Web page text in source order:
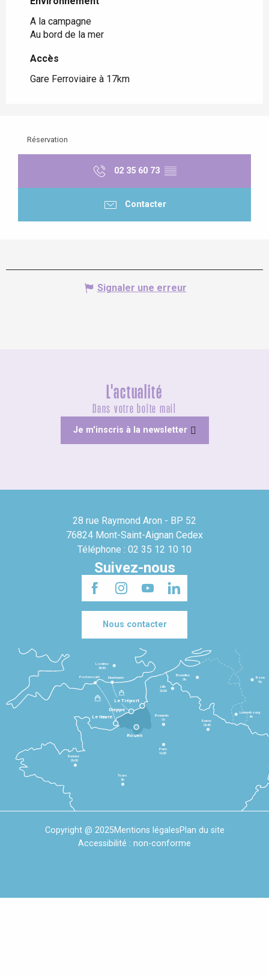
A la campagne
Au bord de la mer
Accès
Accès
Gare Ferroviaire à 17km
Réservation
02 35 60 73 ▒▒
Contacter
Signaler une erreur
L'actualité
Dans votre boîte mail
Je m'inscris à la newsletter
28 rue Raymond Aron - BP 52
76824 Mont-Saint-Aignan Cedex
Téléphone : 02 35 12 10 10
Suivez-nous
Nous contacter
Le Havre
Dieppe
Le Tréport
Rennes
2h30
Tours
3h
Paris
1h30
Beauvais
1h
Reims
2h45
Lille
2h30
Bruxelles
3h
Londres
3h30
Newhaven
Portsmouth
Bonn
5h
Luxembourg
4h
Rouen
Copyright @ 2025Mentions légalesPlan du site
Accessibilité : non-conforme